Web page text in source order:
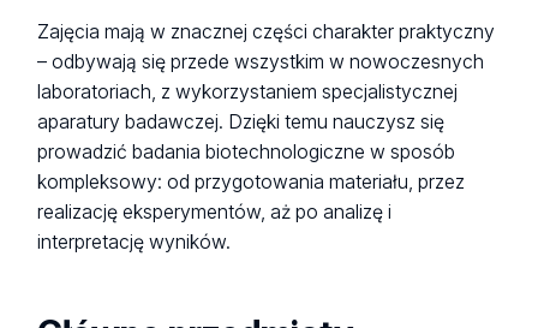
Zajęcia mają w znacznej części charakter praktyczny
– odbywają się przede wszystkim w nowoczesnych
laboratoriach, z wykorzystaniem specjalistycznej
aparatury badawczej. Dzięki temu nauczysz się
prowadzić badania biotechnologiczne w sposób
kompleksowy: od przygotowania materiału, przez
realizację eksperymentów, aż po analizę i
interpretację wyników.